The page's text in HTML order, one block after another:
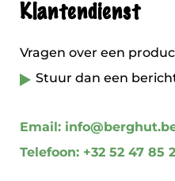
Klantendienst
Vragen over een
Stuur dan een
Email:
Telefoon: +32 52 47 85